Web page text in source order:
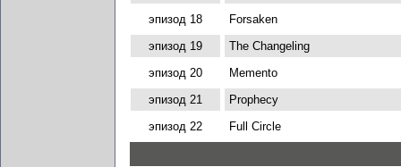
эпизод 18
Forsaken
эпизод 19
The Changeling
эпизод 20
Memento
эпизод 21
Prophecy
эпизод 22
Full Circle